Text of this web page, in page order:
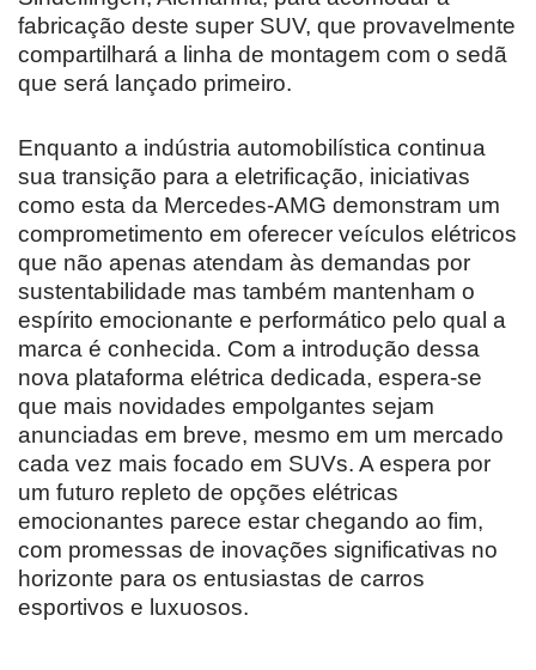
fabricação deste super SUV, que provavelmente
compartilhará a linha de montagem com o sedã
que será lançado primeiro.
Enquanto a indústria automobilística continua
sua transição para a eletrificação, iniciativas
como esta da Mercedes-AMG demonstram um
comprometimento em oferecer veículos elétricos
que não apenas atendam às demandas por
sustentabilidade mas também mantenham o
espírito emocionante e performático pelo qual a
marca é conhecida. Com a introdução dessa
nova plataforma elétrica dedicada, espera-se
que mais novidades empolgantes sejam
anunciadas em breve, mesmo em um mercado
cada vez mais focado em SUVs. A espera por
um futuro repleto de opções elétricas
emocionantes parece estar chegando ao fim,
com promessas de inovações significativas no
horizonte para os entusiastas de carros
esportivos e luxuosos.